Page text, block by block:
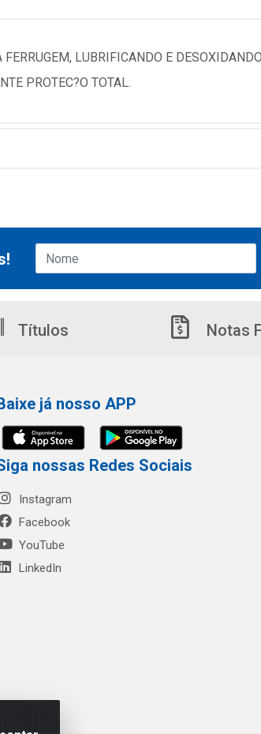
LUBRIFICANDO E
PROTEC?O TOTAL.
Títulos Notas
já nosso APP
nossas Redes Sociais
Instagram
Facebook
YouTube
LinkedIn